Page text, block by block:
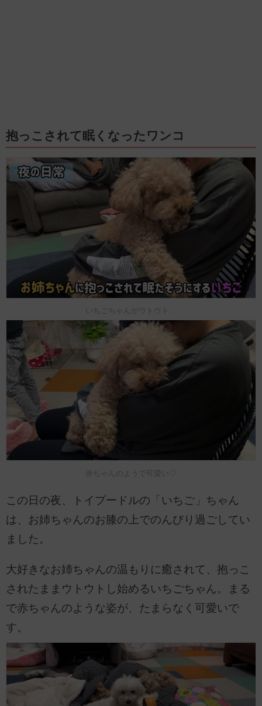
抱っこされて眠くなったワンコ
いちごちゃんがウトウト…
赤ちゃんのようで可愛い♡
この日の夜、トイプードルの「いちご」ちゃん
は、お姉ちゃんのお膝の上でのんびり過ごしてい
ました。
大好きなお姉ちゃんの温もりに癒されて、抱っこ
されたままウトウトし始めるいちごちゃん。まる
で赤ちゃんのような姿が、たまらなく可愛いで
す。